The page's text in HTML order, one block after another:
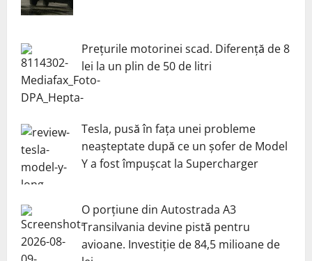
Prețurile motorinei scad. Diferență de 8
lei la un plin de 50 de litri
Tesla, pusă în fața unei probleme
neașteptate după ce un șofer de Model
Y a fost împușcat la Supercharger
O porțiune din Autostrada A3
Transilvania devine pistă pentru
avioane. Investiție de 84,5 milioane de